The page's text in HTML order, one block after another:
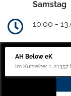
Samstag
10.00 -
AH Below eK
Im Kuhreiher 1,